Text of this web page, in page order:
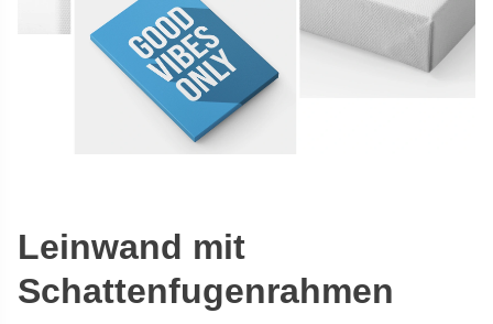
Leinwand mit
Schattenfugenrahmen